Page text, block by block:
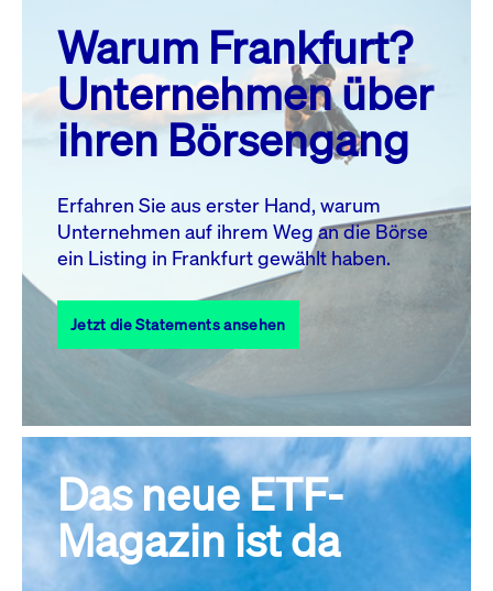
MO. DI. MI. DO. FR. SA. SO.
1
2
3
4 5 6 7 8
10 11 13 14
17
18 19 20 21 22
23
27 28
31
Alle Events
Warum Frankfurt?
Unternehmen über
ihren Börsengang
Erfahren Sie aus erster Hand, warum
Unternehmen auf ihrem Weg an die Börse
ein Listing in Frankfurt gewählt haben.
Jetzt die Statements ansehen
Das neue ETF-
Magazin ist da